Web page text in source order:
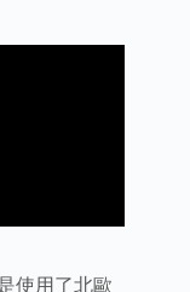
使用了北歐